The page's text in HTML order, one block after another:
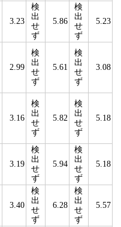
3.23
検
出
せ
ず
5.86
検
出
せ
ず
5.23
2.99
検
出
せ
ず
5.61
検
出
せ
ず
3.08
3.16
検
出
せ
ず
5.82
検
出
せ
ず
5.18
3.19
検
出
せ
ず
5.94
検
出
せ
ず
5.18
3.40
検
出
せ
ず
6.28
検
出
せ
ず
5.57